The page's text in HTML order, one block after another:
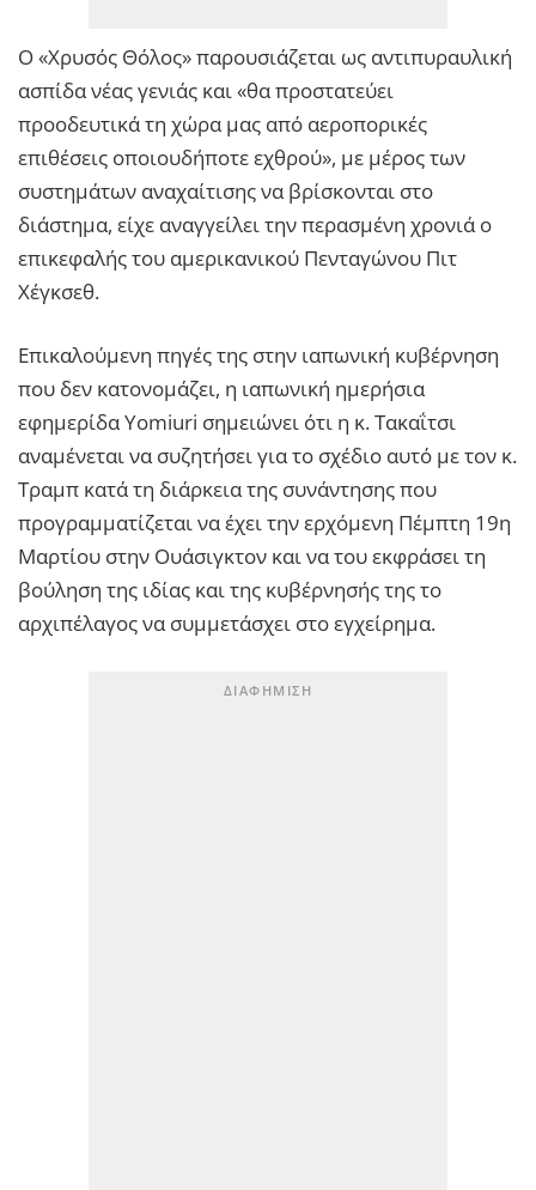
Ο «Χρυσός Θόλος» παρουσιάζεται ως αντιπυραυλική
ασπίδα νέας γενιάς και «θα προστατεύει
προοδευτικά τη χώρα μας από αεροπορικές
επιθέσεις οποιουδήποτε εχθρού», με μέρος των
συστημάτων αναχαίτισης να βρίσκονται στο
διάστημα, είχε αναγγείλει την περασμένη χρονιά ο
επικεφαλής του αμερικανικού Πενταγώνου Πιτ
Χέγκσεθ.
Επικαλούμενη πηγές της στην ιαπωνική κυβέρνηση
που δεν κατονομάζει, η ιαπωνική ημερήσια
εφημερίδα Yomiuri σημειώνει ότι η κ. Τακαΐτσι
αναμένεται να συζητήσει για το σχέδιο αυτό με τον κ.
Τραμπ κατά τη διάρκεια της συνάντησης που
προγραμματίζεται να έχει την ερχόμενη Πέμπτη 19η
Μαρτίου στην Ουάσιγκτον και να του εκφράσει τη
βούληση της ιδίας και της κυβέρνησής της το
αρχιπέλαγος να συμμετάσχει στο εγχείρημα.